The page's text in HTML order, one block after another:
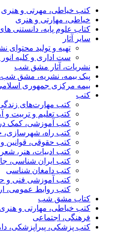
کتب خیاطی، مهرتی و هنری
خیاطی، مهارتی و هنری
کتاب علوم پایه، دانستنی
سایر آثار
تهیه و تولید محتوای
ست اداری و کلیه انور
نشریات، آثار مشق شب
پیک بیمه، نشریه، مشق
بیمه مرکزی جمهوری
کتب
کتب مهارت‌های
کتب تعلیم و تربیت
کتب آموزشی، کمک
کتب راه، شهرسازی،
کتب حقوقی، قوانین
کتب ادبیات، هنر،
کتب ایران شناسی،
کتب دامغان شناسی
کتب آموزشی فنی و
کتب روابط عمومی،
کتاب مشق شب
کتب خیاطی، مهارتی و هنری
فرهنگی، اجتماعی
کتب پزشکی، پیراپزشکی،